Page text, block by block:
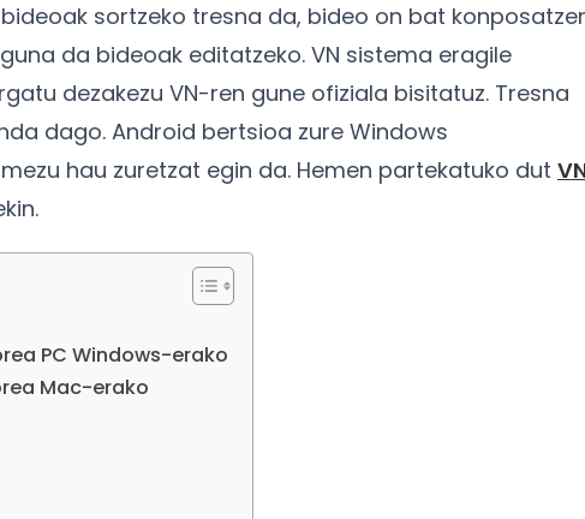
sortzeko tresna da, bideo on bat
da bideoak editatzeko. VN sistema eragile
dezakezu VN-ren gune ofiziala bisitatuz. Tresna
dago. Android bertsioa zure Windows
hau zuretzat egin da. Hemen partekatuko dut
PC Windows-erako
Mac-erako